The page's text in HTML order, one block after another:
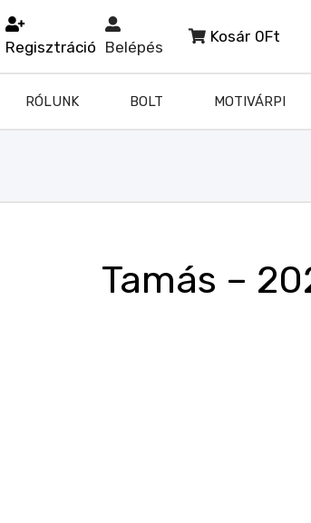
Regisztráció Belépés
Kosár 0Ft
RÓLUNK BOLT MOTIVÁRPI
Tamás –